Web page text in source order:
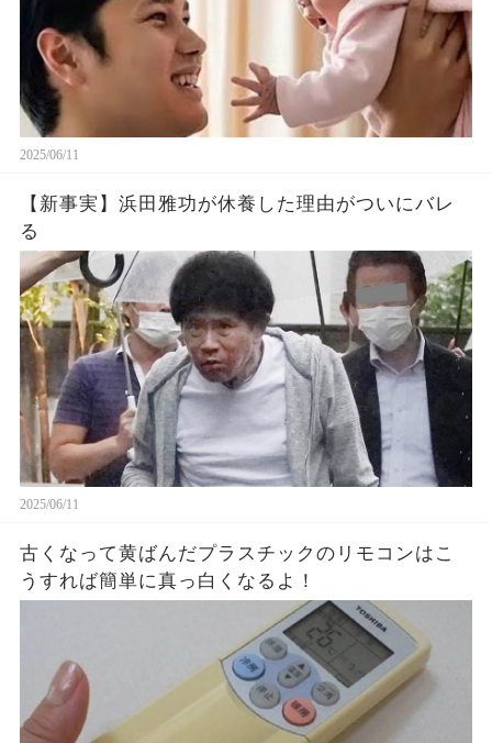
2025/06/11
【新事実】浜田雅功が休養した理由がついにバレ
る
2025/06/11
古くなって黄ばんだプラスチックのリモコンはこ
うすれば簡単に真っ白くなるよ！